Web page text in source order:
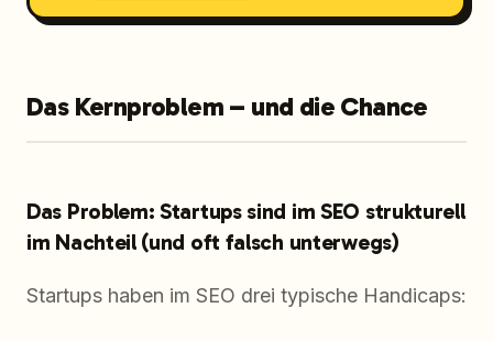
Das Kernproblem – und die Chance
Das Problem: Startups sind im SEO strukturell
im Nachteil (und oft falsch unterwegs)
Startups haben im SEO drei typische Handicaps: